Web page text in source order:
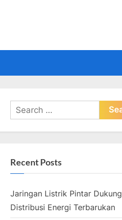
Search
for:
Recent Posts
Jaringan Listrik Pintar Dukung
Distribusi Energi Terbarukan